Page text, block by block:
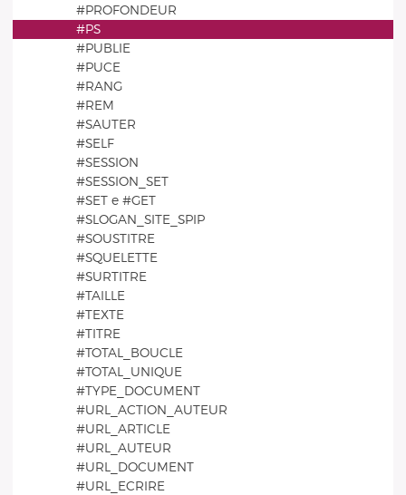
#PROFONDEUR
#PS
#PUBLIE
#PUCE
#RANG
#REM
#SAUTER
#SELF
#SESSION
#SESSION_SET
#SET e #GET
#SLOGAN_SITE_SPIP
#SOUSTITRE
#SQUELETTE
#SURTITRE
#TAILLE
#TEXTE
#TITRE
#TOTAL_BOUCLE
#TOTAL_UNIQUE
#TYPE_DOCUMENT
#URL_ACTION_AUTEUR
#URL_ARTICLE
#URL_AUTEUR
#URL_DOCUMENT
#URL_ECRIRE